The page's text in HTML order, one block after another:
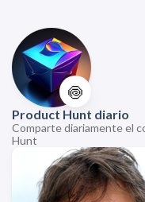
🍥
Product Hunt diario
Comparte diariamente el
Hunt